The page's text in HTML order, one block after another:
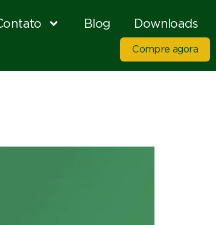
Blog Downloads
Compre agora